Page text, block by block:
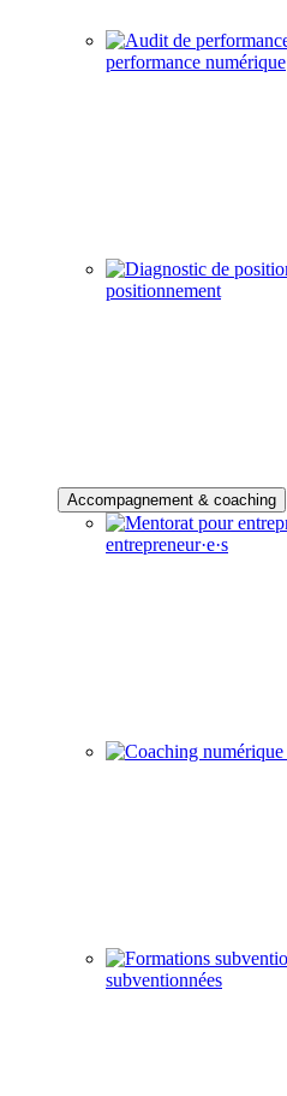
performance numérique
positionnement
Accompagnement & coaching
entrepreneur·e·s
subventionnées